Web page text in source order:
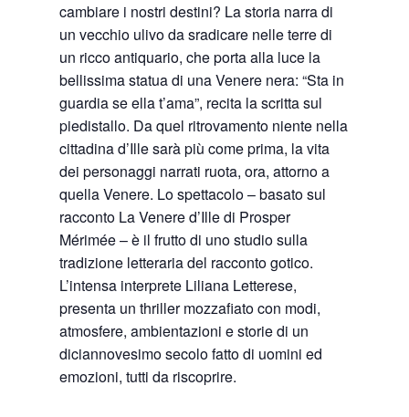
cambiare i nostri destini? La storia narra di
un vecchio ulivo da sradicare nelle terre di
un ricco antiquario, che porta alla luce la
bellissima statua di una Venere nera: “Sta in
guardia se ella t’ama”, recita la scritta sul
piedistallo. Da quel ritrovamento niente nella
cittadina d’Ille sarà più come prima, la vita
dei personaggi narrati ruota, ora, attorno a
quella Venere. Lo spettacolo – basato sul
racconto La Venere d’Ille di Prosper
Mérimée – è il frutto di uno studio sulla
tradizione letteraria del racconto gotico.
L’intensa interprete Liliana Letterese,
presenta un thriller mozzafiato con modi,
atmosfere, ambientazioni e storie di un
diciannovesimo secolo fatto di uomini ed
emozioni, tutti da riscoprire.